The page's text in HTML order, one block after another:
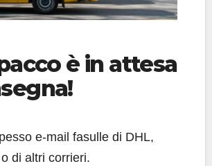
è in attesa
e-mail fasulle di DHL,
di altri corrieri.